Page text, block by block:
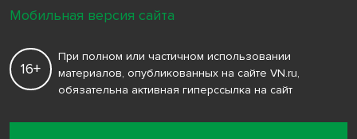
16+
При полном или частичном использовании
материалов, опубликованных на сайте VN.ru,
обязательна активная гиперссылка на сайт
Мобильная версия сайта